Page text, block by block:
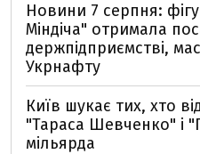
Новини 7 серпня:
Міндіча" отримала
держпідприємстві,
Укрнафту
Київ шукає тих, хто
"Тараса Шевченко" і
мільярда